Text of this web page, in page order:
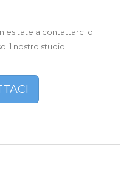
esitate a contattarci o
il nostro studio.